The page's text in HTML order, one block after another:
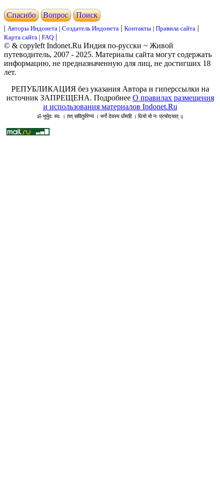
Cпасибо Вопрос
Поиск
| Авторы Индонета | Создатель Индонета | Контакты | Правила сайта |
Карта сайта | FAQ |
© & copyleft Indonet.Ru Индия по-русски ~ Живой
путеводитель, 2007 - 2025. Материалы сайта могут содержать
информацию, не предназначенную для лиц, не достигших 18
лет.
РЕПУБЛИКАЦИЯ без указания Автора и гиперссылки на
источник ЗАПРЕЩЕНА. Подробнее О правилах размещения
и использования материалов Indonet.Ru
ॐ भूर्भुवः स्वः । तत् सवितुर्वरेण्यं । भर्गो देवस्य धीमहि । धियो यो नः प्रचोदयात् ॥